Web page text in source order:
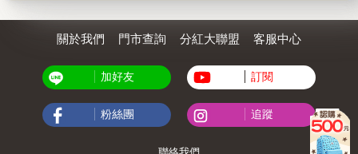
關於我們 門市查詢 分紅大聯盟 客服中心
加好友 訂閱
粉絲團 追蹤